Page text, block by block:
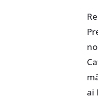
ai